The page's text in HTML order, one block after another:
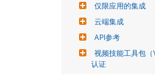
仅限应用的集成
云端集成
API参考
视频技能工具包（
认证